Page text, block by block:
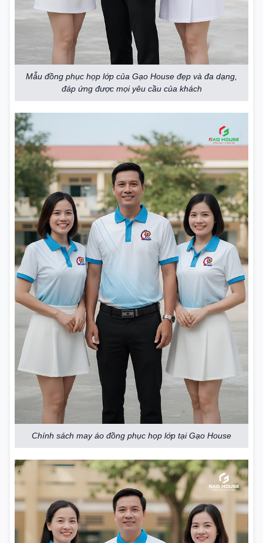
Mẫu đồng phục họp lớp của Gạo House đẹp và đa dạng,
đáp ứng được mọi yêu cầu của khách
Chính sách may áo đồng phục họp lớp tại Gạo House